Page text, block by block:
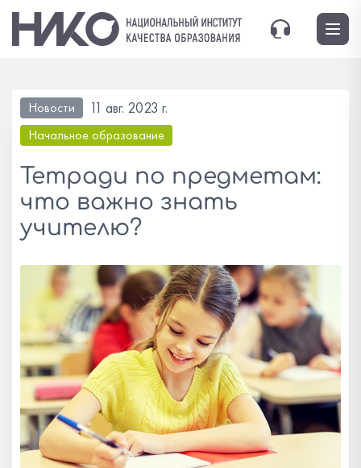
Новости 11 авг. 2023 г.
Начальное образование
Тетради по предметам:
что важно знать
учителю?